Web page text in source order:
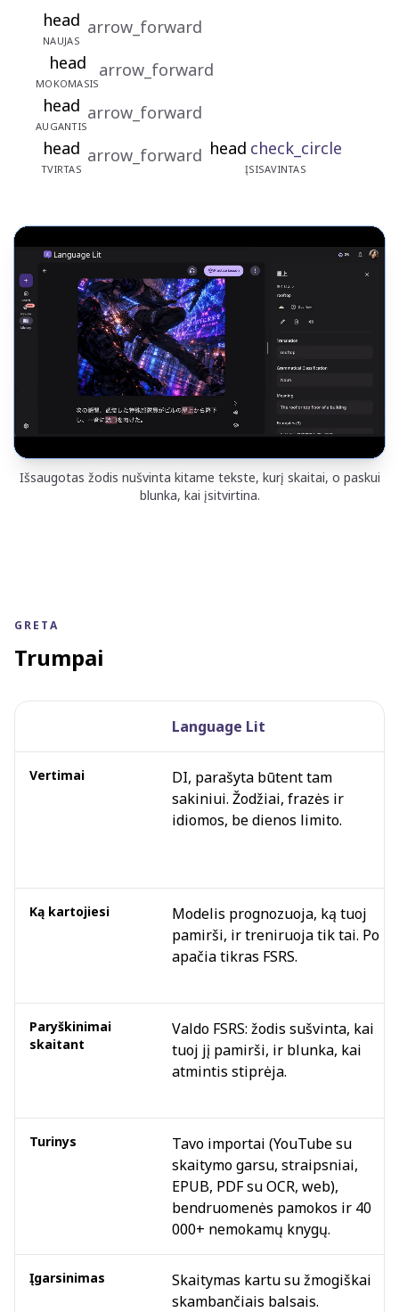
head
NAUJAS
arrow_forward
head
MOKOMASIS
arrow_forward
head
AUGANTIS
arrow_forward
head
TVIRTAS
arrow_forward head check_circle
ĮSISAVINTAS
Išsaugotas žodis nušvinta kitame tekste, kurį skaitai, o paskui
blunka, kai įsitvirtina.
GRETA
Trumpai
Language Lit
Vertimai
DI, parašyta būtent tam
sakiniui. Žodžiai, frazės ir
idiomos, be dienos limito.
Ką kartojiesi
Modelis prognozuoja, ką tuoj
pamirši, ir treniruoja tik tai. Po
apačia tikras FSRS.
Paryškinimai
skaitant
Valdo FSRS: žodis sušvinta, kai
tuoj jį pamirši, ir blunka, kai
atmintis stiprėja.
Turinys
Tavo importai (YouTube su
skaitymo garsu, straipsniai,
EPUB, PDF su OCR, web),
bendruomenės pamokos ir 40
000+ nemokamų knygų.
Įgarsinimas
Skaitymas kartu su žmogiškai
skambančiais balsais.